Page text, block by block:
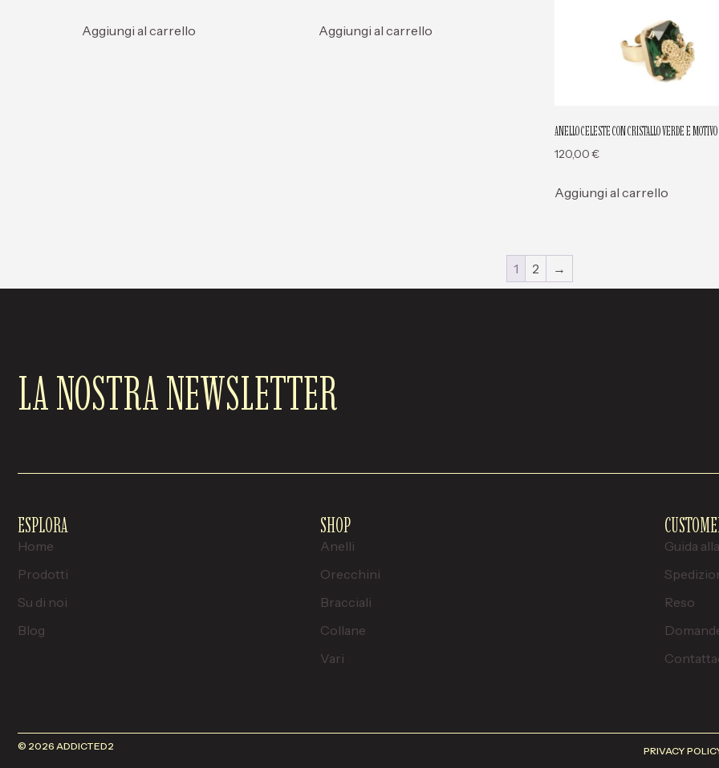
Aggiungi al carrello Aggiungi al carrello
ANELLO CELESTE CON CRISTALLO VERDE E
120,00€
Aggiungi al carrello
1 2 →
LA NOSTRA NEWSLETTER
ESPLORA
Home
Prodotti
Su di noi
Blog
SHOP
Anelli
Orecchini
Bracciali
Collane
Vari
Guida
Reso
© 2026 ADDICTED2 PRIVACY